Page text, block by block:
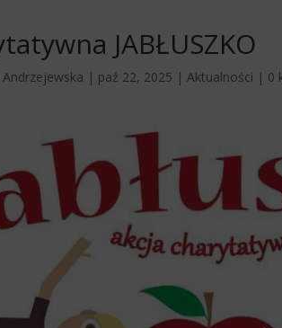
JABŁUSZKO
| paź 22, 2025 |Aktualności | 0